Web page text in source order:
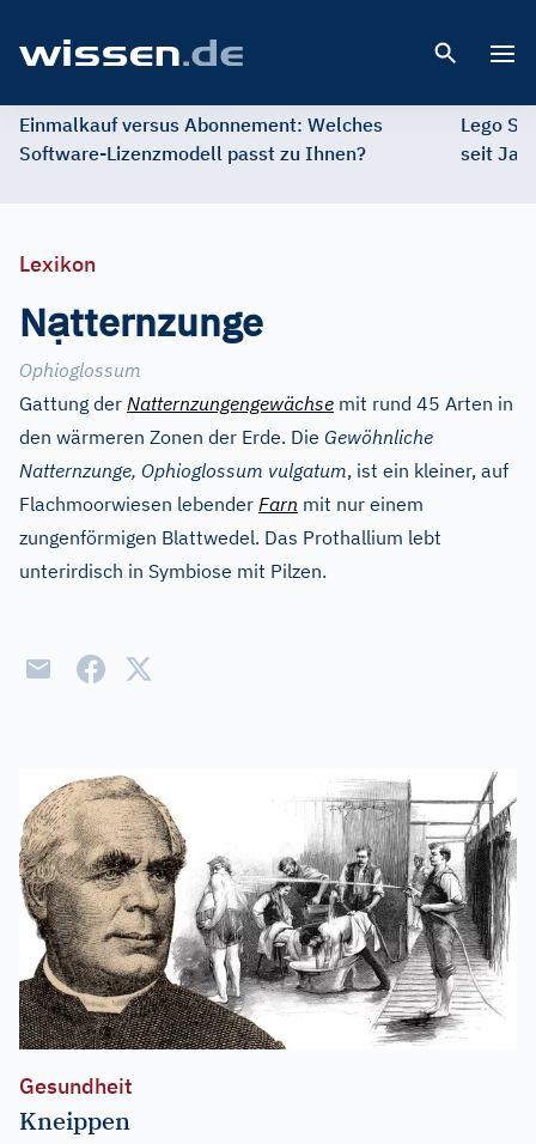
Einmalkauf versus Abonnement: Welches
Software-Lizenzmodell passt zu Ihnen?
Lego
seit
Lexikon
Nạtternzunge
Ophioglossum
Gattung der Natternzungengewächse mit rund 45 Arten in
den wärmeren Zonen der Erde. Die Gewöhnliche
Natternzunge, Ophioglossum vulgatum, ist ein kleiner, auf
Flachmoorwiesen lebender Farn mit nur einem
zungenförmigen Blattwedel. Das Prothallium lebt
unterirdisch in Symbiose mit Pilzen.
Gesundheit
Kneippen